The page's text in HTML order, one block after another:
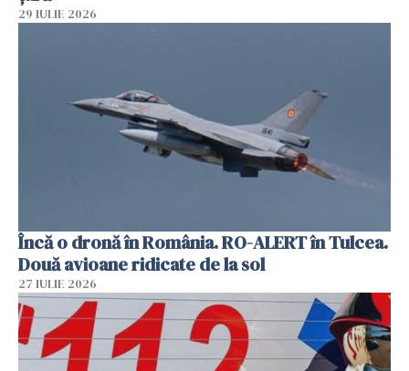
29 IULIE 2026
Încă o dronă în România. RO-ALERT în Tulcea.
Două avioane ridicate de la sol
27 IULIE 2026